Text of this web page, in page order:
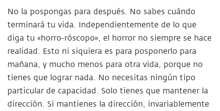
No la pospongas para después. No sabes cuándo
terminará tu vida. Independientemente de lo que
diga tu «horro-róscopo», el horror no siempre se hace
realidad. Esto ni siquiera es para posponerlo para
mañana, y mucho menos para otra vida, porque no
tienes que lograr nada. No necesitas ningún tipo
particular de capacidad. Solo tienes que mantener la
dirección. Si mantienes la dirección, invariablemente